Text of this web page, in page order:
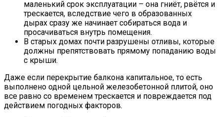
маленький срок эксплуатации – она гниёт, рвётся и
трескается, вследствие чего в образованных
дырах сразу же начинает собираться вода и
просачиваться внутрь помещения.
В старых домах почти разрушены отливы, которые
должны препятствовать прямому попаданию воды
с крыши.
Даже если перекрытие балкона капитальное, то есть
выполнено одной цельной железобетонной плитой, оно
все равно со временем трескается и повреждается под
действием погодных факторов.